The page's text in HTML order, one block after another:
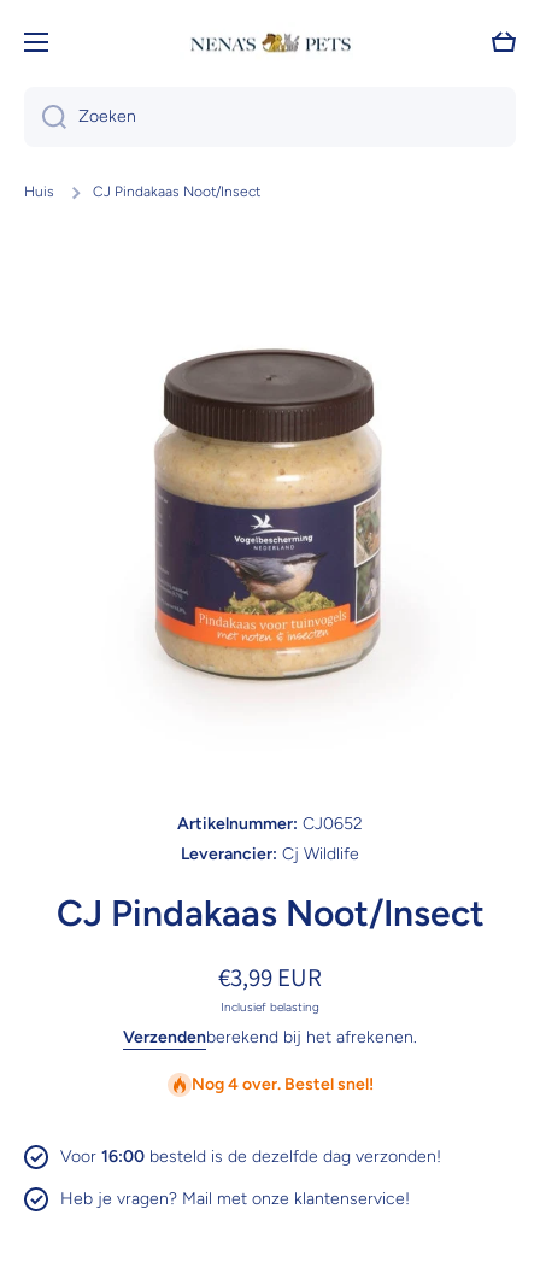
Doorgaan naar artikel
Zoeken
Huis CJ Pindakaas Noot/Insect
Artikelnummer: CJ0652
Leverancier: Cj Wildlife
CJ Pindakaas Noot/Insect
€3,99 EUR
Inclusief belasting
Verzendenberekend bij het afrekenen.
Nog 4 over. Bestel snel!
Voor 16:00 besteld is de dezelfde dag verzonden!
Heb je vragen? Mail met onze klantenservice!